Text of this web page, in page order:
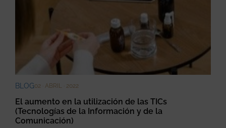
BLOG02 · ABRIL · 2022
El aumento en la utilización de las TICs
(Tecnologías de la Información y de la
Comunicación)